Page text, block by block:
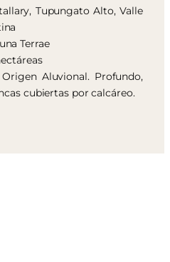
Tupungato Alto, Valle
Terrae
Aluvional. Profundo,
cubiertas por calcáreo.